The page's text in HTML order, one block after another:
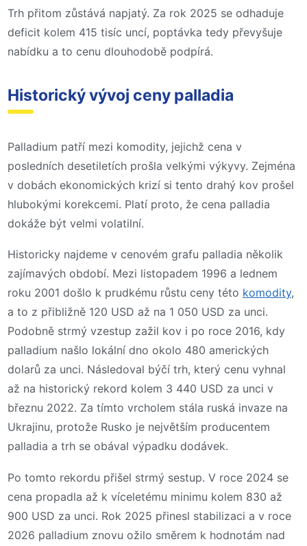
Trh přitom zůstává napjatý. Za rok 2025 se odhaduje
deficit kolem 415 tisíc uncí, poptávka tedy převyšuje
nabídku a to cenu dlouhodobě podpírá.
Historický vývoj ceny palladia
Palladium patří mezi komodity, jejichž cena v
posledních desetiletích prošla velkými výkyvy. Zejména
v dobách ekonomických krizí si tento drahý kov prošel
hlubokými korekcemi. Platí proto, že cena palladia
dokáže být velmi volatilní.
Historicky najdeme v cenovém grafu palladia několik
zajímavých období. Mezi listopadem 1996 a lednem
roku 2001 došlo k prudkému růstu ceny této komodity,
a to z přibližně 120 USD až na 1 050 USD za unci.
Podobně strmý vzestup zažil kov i po roce 2016, kdy
palladium našlo lokální dno okolo 480 amerických
dolarů za unci. Následoval býčí trh, který cenu vyhnal
až na historický rekord kolem 3 440 USD za unci v
březnu 2022. Za tímto vrcholem stála ruská invaze na
Ukrajinu, protože Rusko je největším producentem
palladia a trh se obával výpadku dodávek.
Po tomto rekordu přišel strmý sestup. V roce 2024 se
cena propadla až k víceletému minimu kolem 830 až
900 USD za unci. Rok 2025 přinesl stabilizaci a v roce
2026 palladium znovu ožilo směrem k hodnotám nad